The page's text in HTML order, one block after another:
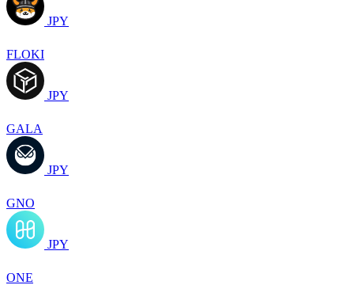
JPY
FLOKI
JPY
GALA
JPY
GNO
JPY
ONE